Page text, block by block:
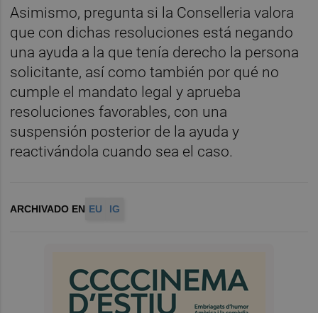
Asimismo, pregunta si la Conselleria valora
que con dichas resoluciones está negando
una ayuda a la que tenía derecho la persona
solicitante, así como también por qué no
cumple el mandato legal y aprueba
resoluciones favorables, con una
suspensión posterior de la ayuda y
reactivándola cuando sea el caso.
ARCHIVADO EN EU IG